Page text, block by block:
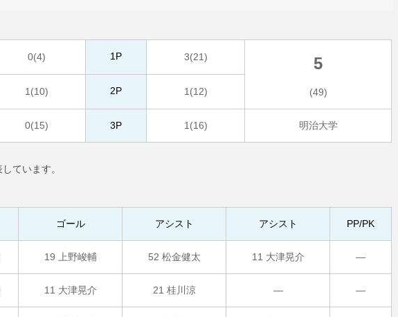
0(4) 1P 3(21) 5
(49)
1(10) 2P 1(12)
0(15) 3P 1(16) 明治大学
ています。
ゴール アシスト アシスト PP/PK
19 上野峻輔 52 松金健太 11 大津晃介 ―
11 大津晃介 21 桂川涼 ― ―